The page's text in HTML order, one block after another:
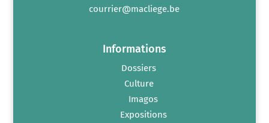
courrier@macliege.be
Informations
Dossiers
Culture
Imagos
Expositions